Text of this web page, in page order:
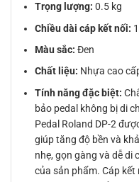
Trọng lượng: 0.5 kg
Chiều dài cáp kết nối:
Màu sắc: Đen
Chất liệu: Nhựa cao
Tính năng đặc biệt:
bảo pedal không bị di
Pedal Roland DP-2
giúp tăng độ bền và
nhẹ, gọn gàng và dễ di
của sản phẩm. Cáp